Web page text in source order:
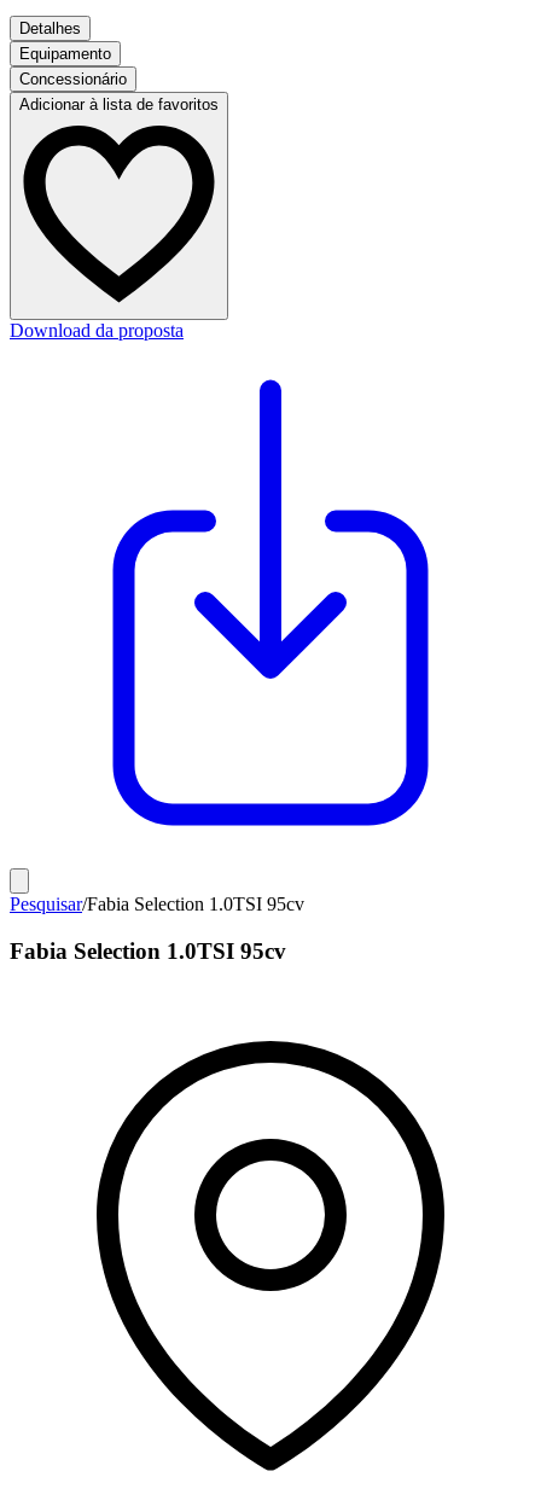
Detalhes
Equipamento
Concessionário
Adicionar à lista de favoritos
Download da proposta
Pesquisar/Fabia Selection 1.0TSI 95cv
Fabia Selection 1.0TSI 95cv